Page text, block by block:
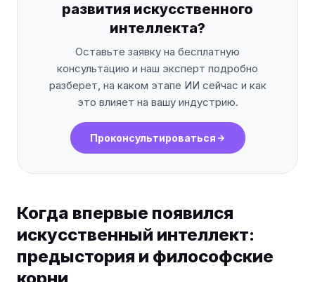
развития искусственного
интеллекта?
Оставьте заявку на бесплатную
консультацию и наш эксперт подробно
разберет, на каком этапе ИИ сейчас и как
это влияет на вашу индустрию.
Проконсультироваться
Когда впервые появился
искусственный интеллект:
предыстория и философские